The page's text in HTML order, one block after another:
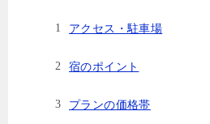
アクセス・駐車場
宿のポイント
プランの価格帯